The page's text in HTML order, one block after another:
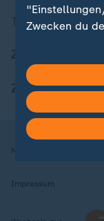
Themen im
ZDFheute Apps
Nutzungsbedingungen
Impressum
Zwecken du
in deinen
Hier findest du
Weitere